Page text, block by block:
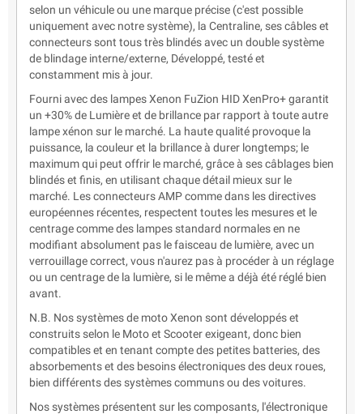
selon un véhicule ou une marque précise (c'est possible
uniquement avec notre système), la Centraline, ses câbles et
connecteurs sont tous très blindés avec un double système
de blindage interne/externe, Développé, testé et
constamment mis à jour.
Fourni avec des lampes Xenon FuZion HID XenPro+ garantit
un +30% de Lumière et de brillance par rapport à toute autre
lampe xénon sur le marché. La haute qualité provoque la
puissance, la couleur et la brillance à durer longtemps; le
maximum qui peut offrir le marché, grâce à ses câblages bien
blindés et finis, en utilisant chaque détail mieux sur le
marché. Les connecteurs AMP comme dans les directives
européennes récentes, respectent toutes les mesures et le
centrage comme des lampes standard normales en ne
modifiant absolument pas le faisceau de lumière, avec un
verrouillage correct, vous n'aurez pas à procéder à un réglage
ou un centrage de la lumière, si le même a déjà été réglé bien
avant.
N.B. Nos systèmes de moto Xenon sont développés et
construits selon le Moto et Scooter exigeant, donc bien
compatibles et en tenant compte des petites batteries, des
absorbements et des besoins électroniques des deux roues,
bien différents des systèmes communs ou des voitures.
Nos systèmes présentent sur les composants, l'électronique